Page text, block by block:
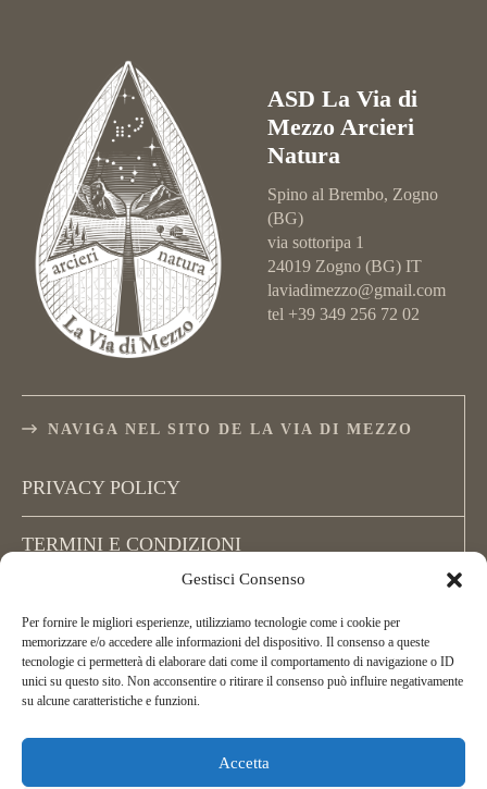
Gestisci Consenso
Per fornire le migliori esperienze, utilizziamo tecnologie come i cookie per
memorizzare e/o accedere alle informazioni del dispositivo. Il consenso a queste
tecnologie ci permetterà di elaborare dati come il comportamento di navigazione o ID
unici su questo sito. Non acconsentire o ritirare il consenso può influire negativamente
su alcune caratteristiche e funzioni.
Accetta
ASD La Via di
Mezzo Arcieri
Natura
Spino al Brembo, Zogno
(BG)
via sottoripa 1
24019 Zogno (BG) IT
laviadimezzo@gmail.com
tel +39 349 256 72 02
NAVIGA NEL SITO DE LA VIA DI MEZZO
PRIVACY POLICY
TERMINI E CONDIZIONI
Copyright La Via di Mezzo, All Rights Reserved.